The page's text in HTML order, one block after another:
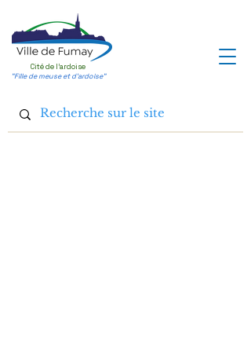
Cité de l'ardoise
"Fille de meuse et d'ardoise"